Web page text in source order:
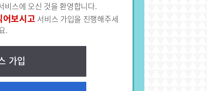
비스에 오신 것을 환영합니다.
보시고 서비스 가입을 진행해주세
.
가입